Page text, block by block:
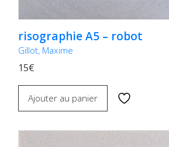
risographie A5 – robot
Gillot, Maxime
15€
Ajouter au panier